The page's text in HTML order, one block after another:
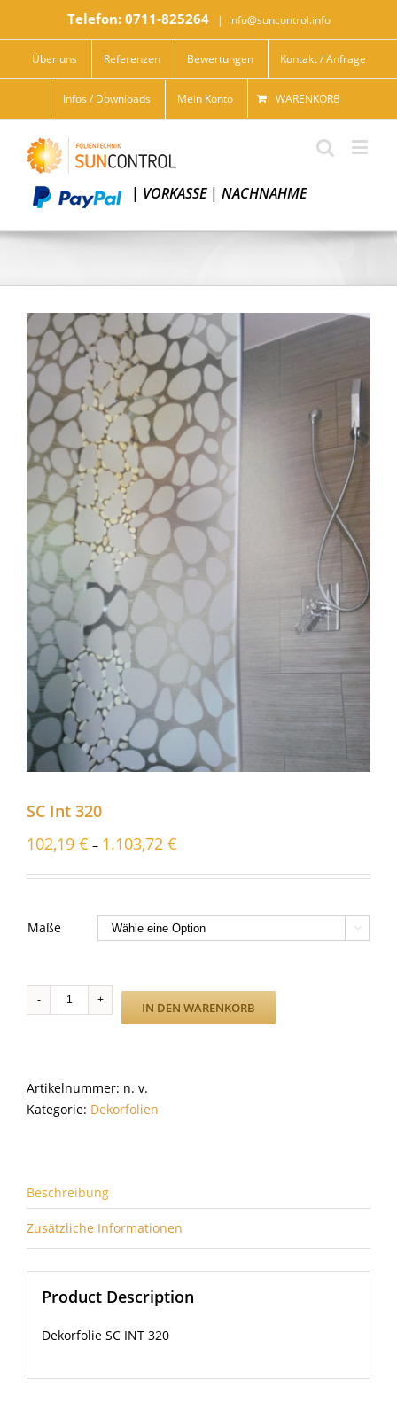
Telefon: 0711-825264 | info@suncontrol.info
Über uns Referenzen Bewertungen Kontakt / Anfrage
Infos / Downloads Mein Konto WARENKORB
| VORKASSE| NACHNAHME
SC Int 320
102,19 € – 1.103,72 €
Maße 
Int
IN DEN WARENKORB
Artikelnummer: n. v.
Kategorie: Dekorfolien
Beschreibung
Zusätzliche Informationen
Product Description
Dekorfolie SC INT 320